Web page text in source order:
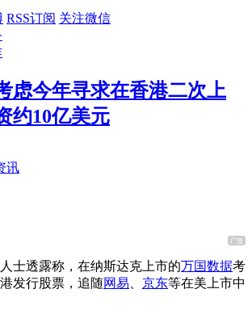
RSS订阅 关注微信
虑今年寻求在香港二次上
约10亿美元
讯
士透露称，在纳斯达克上市的万国数据考
发行股票，追随网易 京东等在美上市中